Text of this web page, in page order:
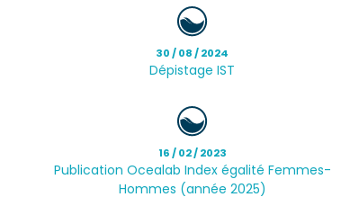
30 / 08 / 2024
Dépistage IST
16 / 02 / 2023
Publication Ocealab Index égalité Femmes-
Hommes (année 2025)